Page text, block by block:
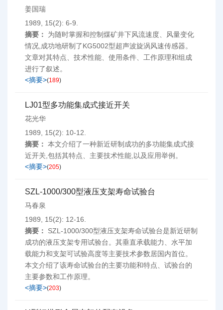
姜国瑞
1989, 15(2): 6-9.
摘要：
为随时掌握和控制煤矿井下风流速度、风量变化
情况,成功地研制了KG5002型超声波旋涡风速传感器。
文章对其特点、技术性能、使用条件、工作原理和组成
进行了叙述。
<摘要>(189)
LJ01型多功能集成式接近开关
花光华
1989, 15(2): 10-12.
摘要： 本文介绍了一种新近研制成功的多功能集成式接
近开关,包括其特点、主要技术性能,以及应用举例。
<摘要>(205)
SZL-1000/300型液压支架寿命试验台
马春泉
1989, 15(2): 12-16.
摘要：
SZL-1000/300型液压支架寿命试验台是新近研制
成功的液压支架专用试验台。其垂直承载能力、水平加
载能力和支架可试验高度等主要技术参数居国内首位。
本文介绍了该寿命试验台的主要功能和特点、试验台的
主要参数和工作原理。
<摘要>(203)